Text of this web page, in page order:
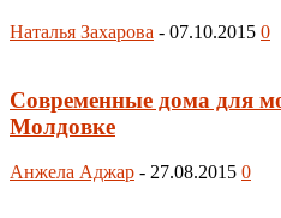
Наталья Захарова - 07.10.2015 0
Современные дома для
Молдовке
Анжела Аджар - 27.08.2015 0